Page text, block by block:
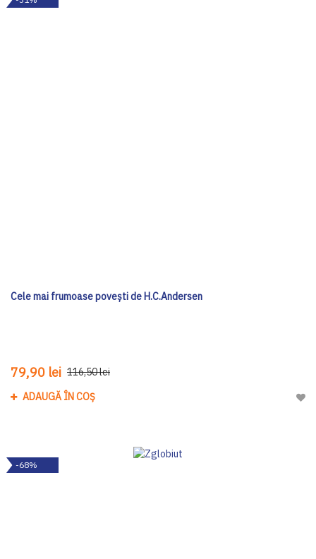
Cele mai frumoase poveşti de H.C.Andersen
79,90 lei 116,50 lei
ADAUGĂ ÎN COȘ
-68%